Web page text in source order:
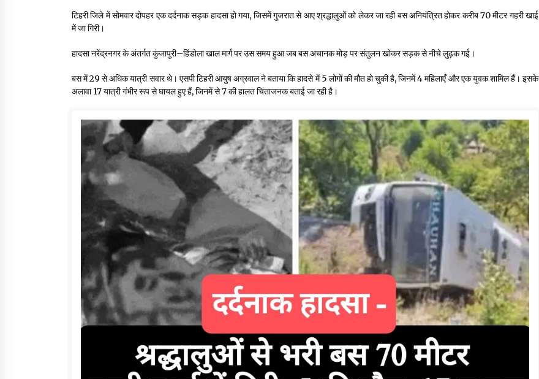
टिहरी जिले में सोमवार दोपहर एक दर्दनाक सड़क हादसा हो गया, जिसमें गुजरात से आए श्रद्धालुओं को लेकर जा रही बस अनियंत्रित होकर करीब 70 मीटर गहरी खाई
में जा गिरी।
हादसा नरेंद्रनगर के अंतर्गत कुंजापुरी–हिंडोला खाल मार्ग पर उस समय हुआ जब बस अचानक मोड़ पर संतुलन खोकर सड़क से नीचे लुढ़क गई।
बस में 29 से अधिक यात्री सवार थे। एसपी टिहरी आयुष अग्रवाल ने बताया कि हादसे में 5 लोगों की मौत हो चुकी है, जिनमें 4 महिलाएँ और एक युवक शामिल हैं। इसके
अलावा 17 यात्री गंभीर रूप से घायल हुए हैं, जिनमें से 7 की हालत चिंताजनक बताई जा रही है।